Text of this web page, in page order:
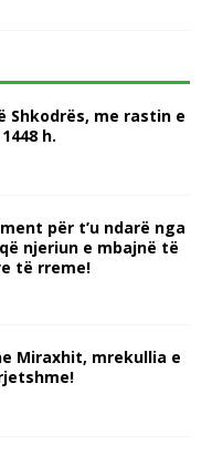
me rastin e
h.
për t’u ndarë nga
njeriun e mbajnë të
të rreme!
Miraxhit, mrekullia e